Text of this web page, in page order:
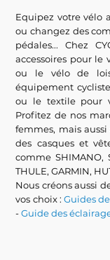
Equipez votre vélo
ou changez des
pédales... Chez
accessoires pour le
ou le vélo de
équipement
ou le textile pour
Profitez de nos
femmes, mais aussi
des casques et
comme SHIMANO,
THULE, GARMIN,
Nous créons aussi
vos choix :Guides
-Guide des